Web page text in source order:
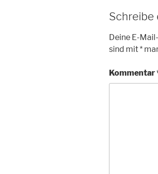
Schreibe
Deine E-
sind mit*
Kommentar